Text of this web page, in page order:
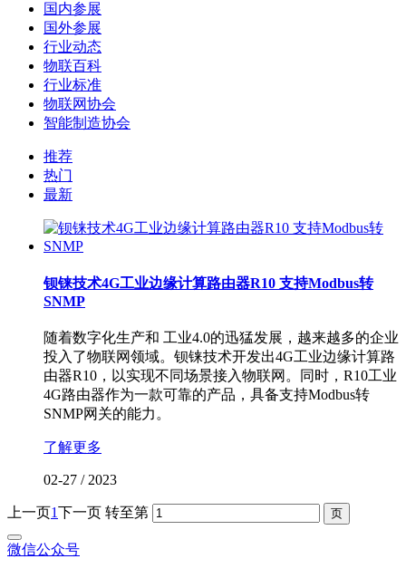
国内参展
国外参展
行业动态
物联百科
行业标准
物联网协会
智能制造协会
推荐
热门
最新
钡铼技术4G工业边缘计算路由器R10 支持Modbus转
SNMP
随着数字化生产和 工业4.0的迅猛发展，越来越多的企业
投入了物联网领域。钡铼技术开发出4G工业边缘计算路
由器R10，以实现不同场景接入物联网。同时，R10工业
4G路由器作为一款可靠的产品，具备支持Modbus转
SNMP网关的能力。
了解更多
02-27 / 2023
上一页1下一页 转至第
微信公众号